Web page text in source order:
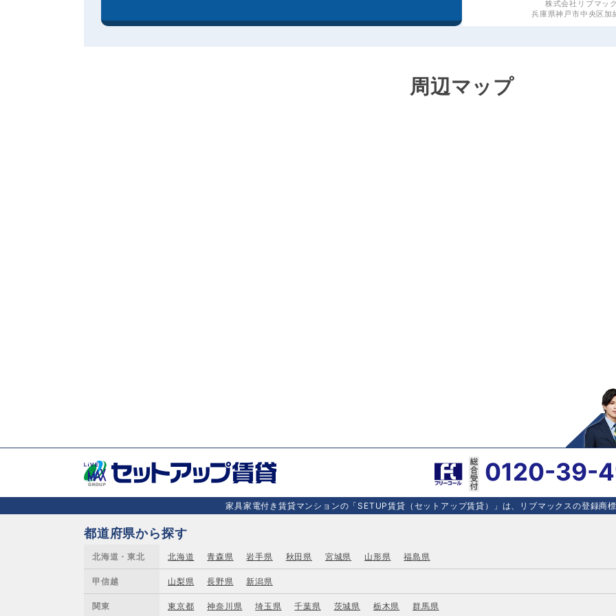
株式会社リブマッ
兵庫県神戸市中央区
周辺マップ
0120-39-
家具家電付き賃貸マンションの「SETUP賃貸（セットアップ賃貸）」は、リブマックスの登録商
都道府県から探す
北海道・東北 北海道 青森県 岩手県 秋田県 宮城県 山形県 福島県
甲信越 山梨県 長野県 新潟県
関東 東京都 神奈川県 埼玉県 千葉県 茨城県 栃木県 群馬県